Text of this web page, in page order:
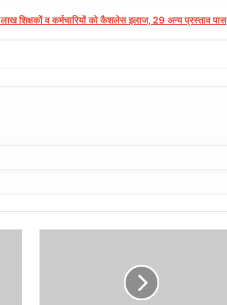
शिक्षकों व कर्मचारियों को कैशलेस इलाज, 29 अन्य प्रस्ताव पास